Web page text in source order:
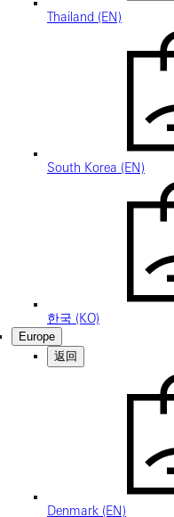
Thailand (EN)
South Korea (EN)
한국 (KO)
Europe
返回
Denmark (EN)